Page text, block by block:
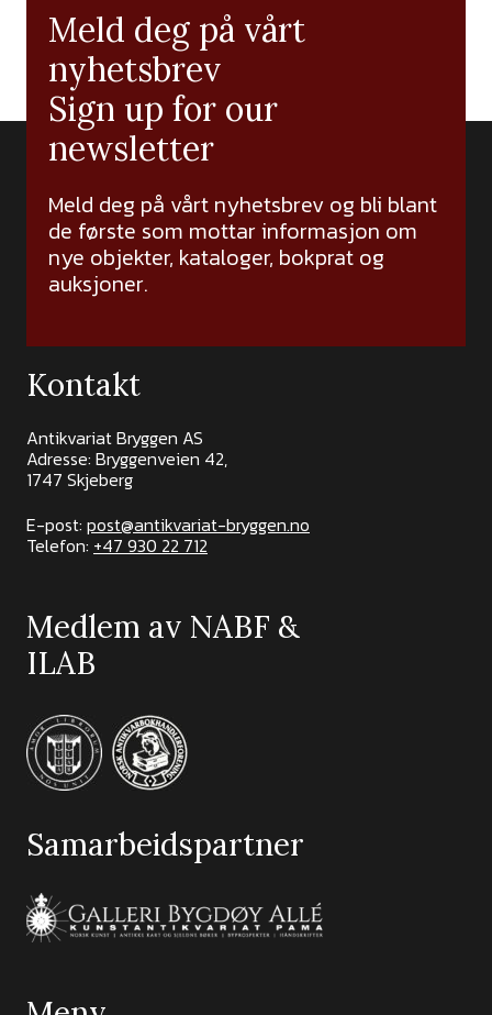
Meld deg på vårt
nyhetsbrev
Sign up for our
newsletter
Meld deg på vårt nyhetsbrev og bli blant
de første som mottar informasjon om
nye objekter, kataloger, bokprat og
auksjoner.
Kontakt
Antikvariat Bryggen AS
Adresse: Bryggenveien 42,
1747 Skjeberg
E-post: post@antikvariat-bryggen.no
Telefon: +47 930 22 712
Medlem av NABF &
ILAB
Samarbeidspartner